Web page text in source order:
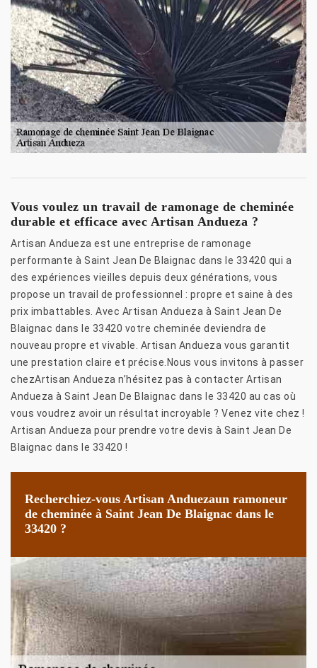
Vous voulez un travail de ramonage de cheminée
durable et efficace avec Artisan Andueza ?
Artisan Andueza est une entreprise de ramonage
performante à Saint Jean De Blaignac dans le 33420 qui a
des expériences vieilles depuis deux générations, vous
propose un travail de professionnel : propre et saine à des
prix imbattables. Avec Artisan Andueza à Saint Jean De
Blaignac dans le 33420 votre cheminée deviendra de
nouveau propre et vivable. Artisan Andueza vous garantit
une prestation claire et précise.Nous vous invitons à passer
chezArtisan Andueza n’hésitez pas à contacter Artisan
Andueza à Saint Jean De Blaignac dans le 33420 au cas où
vous voudrez avoir un résultat incroyable ? Venez vite chez !
Artisan Andueza pour prendre votre devis à Saint Jean De
Blaignac dans le 33420 !
Recherchiez-vous Artisan Anduezaun ramoneur
de cheminée à Saint Jean De Blaignac dans le
33420 ?